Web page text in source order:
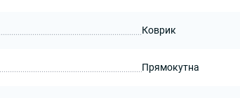
Коврик
Прямокутна